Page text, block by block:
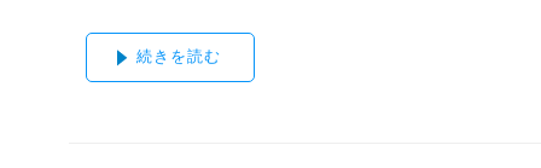
続きを読む